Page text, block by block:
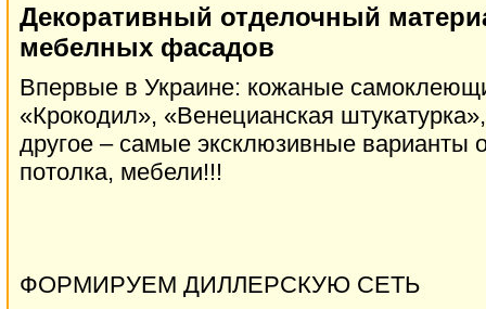
Декоративный отделочный
мебелных фасадов
Впервые в Украине: кожаные
«Крокодил», «Венецианская
другое – самые эксклюзивные варианты
потолка, мебели!!!
ФОРМИРУЕМ ДИЛЛЕРСКУЮ СЕТЬ